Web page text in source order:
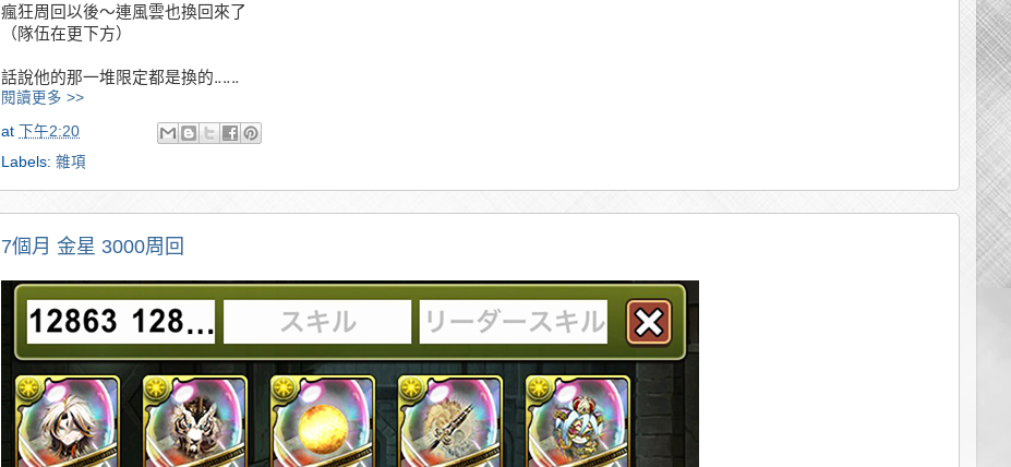
瘋狂周回以後～連風雲也換回來了
（隊伍在更下方）
話說他的那一堆限定都是換的‥‥‥
閱讀更多 >>
at
下午2:20
Labels: 雜項
7個月 金星 3000周回